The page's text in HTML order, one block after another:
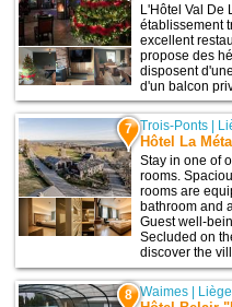
L'Hôtel Val De
établissement
excellent
propose des
disposent
d'un balcon
7 Trois-Ponts
Hôtel La
Stay in one of
rooms.
rooms are
bathroom and
Guest well-
Secluded on
discover the
8 Waimes